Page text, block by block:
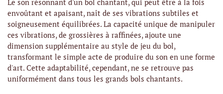
Le son résonnant d'un bol chantant, qui peut être à la fois
envoûtant et apaisant, naît de ses vibrations subtiles et
soigneusement équilibrées. La capacité unique de manipuler
ces vibrations, de grossières à raffinées, ajoute une
dimension supplémentaire au style de jeu du bol,
transformant le simple acte de produire du son en une forme
d'art. Cette adaptabilité, cependant, ne se retrouve pas
uniformément dans tous les grands bols chantants.